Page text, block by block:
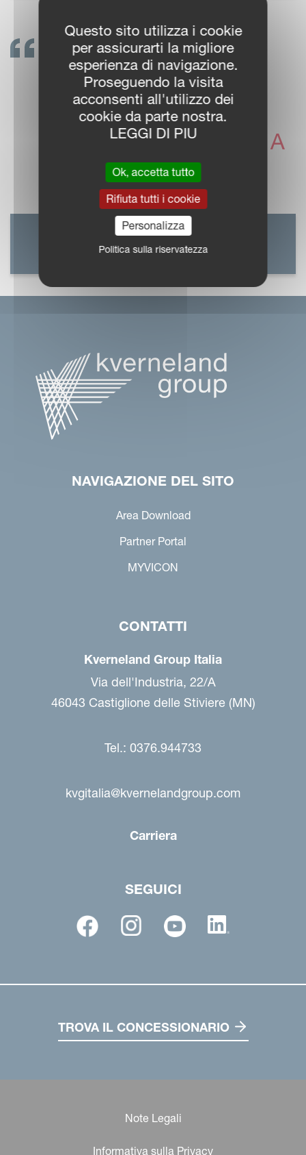
METTETEVI IN
CONTATTO!
I CONCESSIONARI
VICON SONO PRONTI A
SUPPORTARVI
LOCALIZZA IL
CONCESSIONARIO
NAVIGAZIONE DEL SITO
Area Download
Partner Portal
MYVICON
CONTATTI
Kverneland Group Italia
Via dell'Industria, 22/A
46043 Castiglione delle Stiviere (MN)
Tel.: 0376.944733
kvgitalia@kvernelandgroup.com
Carriera
SEGUICI
TROVA IL CONCESSIONARIO
Note Legali
Informativa sulla Privacy
Questo sito utilizza i cookie
per assicurarti la migliore
esperienza di navigazione.
Proseguendo la visita
acconsenti all'utilizzo dei
cookie da parte nostra.
LEGGI DI PIU
Ok, accetta tutto
Rifiuta tutti i cookie
Personalizza
Politica sulla riservatezza